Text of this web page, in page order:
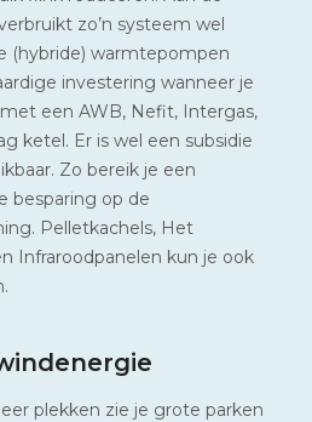
zo’n systeem wel
(hybride) warmtepompen
investering wanneer je
een AWB, Nefit, Intergas,
ketel. Er is wel een subsidie
Zo bereik je een
besparing op de
Pelletkachels, Het
Infraroodpanelen kun je ook
plekken zie je grote parken